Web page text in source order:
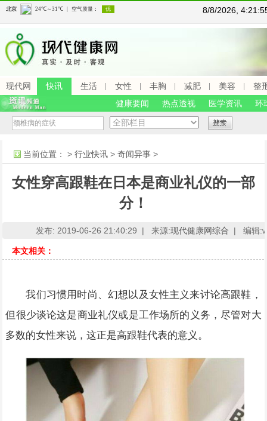
8/8/2026,
现代网 快讯 生活 女性 丰胸 减肥 美容
整
健康要闻
热点透视 医学资讯 环
当前位置： >行业快讯 >奇闻异事 >
女性穿高跟鞋在日本是商业礼仪的一部
分！
发布: 2019-06-26 21:40:29 | 来源:现代健康网综合 | 编辑
本文相关：
我们习惯用时尚、幻想以及女性主义来讨论高跟鞋，
但很少谈论这是商业礼仪或是工作场所的义务，尽管对大
多数的女性来说，这正是高跟鞋代表的意义。